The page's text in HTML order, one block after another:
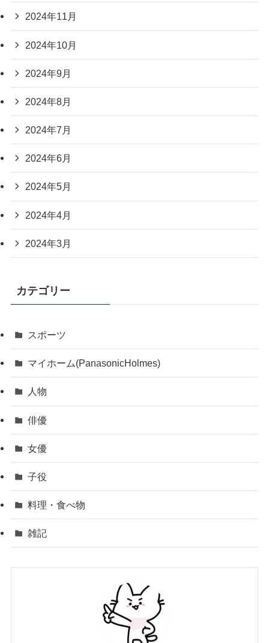
2024年11月
2024年10月
2024年9月
2024年8月
2024年7月
2024年6月
2024年5月
2024年4月
2024年3月
カテゴリー
スポーツ
マイホーム(PanasonicHolmes)
人物
俳優
女優
子役
料理・食べ物
雑記